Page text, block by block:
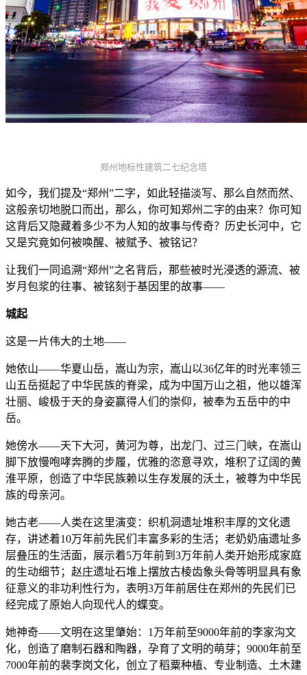
郑州地标性建筑二七纪念塔
如今，我们提及“郑州”二字，如此轻描淡写、那么自然而然、
这般亲切地脱口而出，那么，你可知郑州二字的由来？你可知
这背后又隐藏着多少不为人知的故事与传奇？历史长河中，它
又是究竟如何被唤醒、被赋予、被铭记？
让我们一同追溯“郑州”之名背后，那些被时光浸透的源流、被
岁月包浆的往事、被铭刻于基因里的故事——
城起
这是一片伟大的土地——
她依山——华夏山岳，嵩山为宗，嵩山以36亿年的时光率领三
山五岳挺起了中华民族的脊梁，成为中国万山之祖，他以雄浑
壮丽、峻极于天的身姿赢得人们的崇仰，被奉为五岳中的中
岳。
她傍水——天下大河，黄河为尊，出龙门、过三门峡，在嵩山
脚下放慢咆哮奔腾的步履，优雅的恣意寻欢，堆积了辽阔的黄
淮平原，创造了中华民族赖以生存发展的沃土，被尊为中华民
族的母亲河。
她古老——人类在这里演变：织机洞遗址堆积丰厚的文化遗
存，讲述着10万年前先民们丰富多彩的生活；老奶奶庙遗址多
层叠压的生活面，展示着5万年前到3万年前人类开始形成家庭
的生动细节；赵庄遗址石堆上摆放古棱齿象头骨等明显具有象
征意义的非功利性行为，表明3万年前居住在郑州的先民们已
经完成了原始人向现代人的蝶变。
她神奇——文明在这里肇始：1万年前至9000年前的李家沟文
化，创造了磨制石器和陶器，孕育了文明的萌芽；9000年前至
7000年前的裴李岗文化，创立了稻粟种植、专业制造、土木建